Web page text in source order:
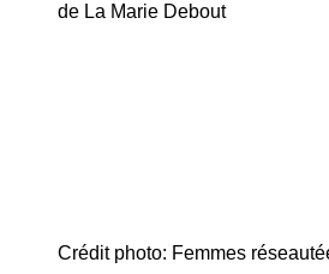
de La Marie Debout
Crédit photo: Femmes